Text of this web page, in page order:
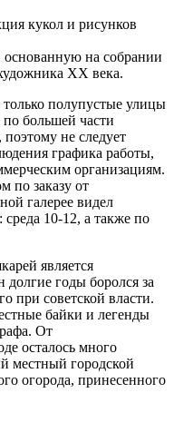
кукол и рисунков
на собрании
XX века.
полупустые улицы
большей части
не следует
графика работы,
организациям.
по заказу от
галерее видел
10-12, а также по
является
годы боролся за
при советской власти.
байки и легенды
От
осталось много
местный городской
огорода, принесенного